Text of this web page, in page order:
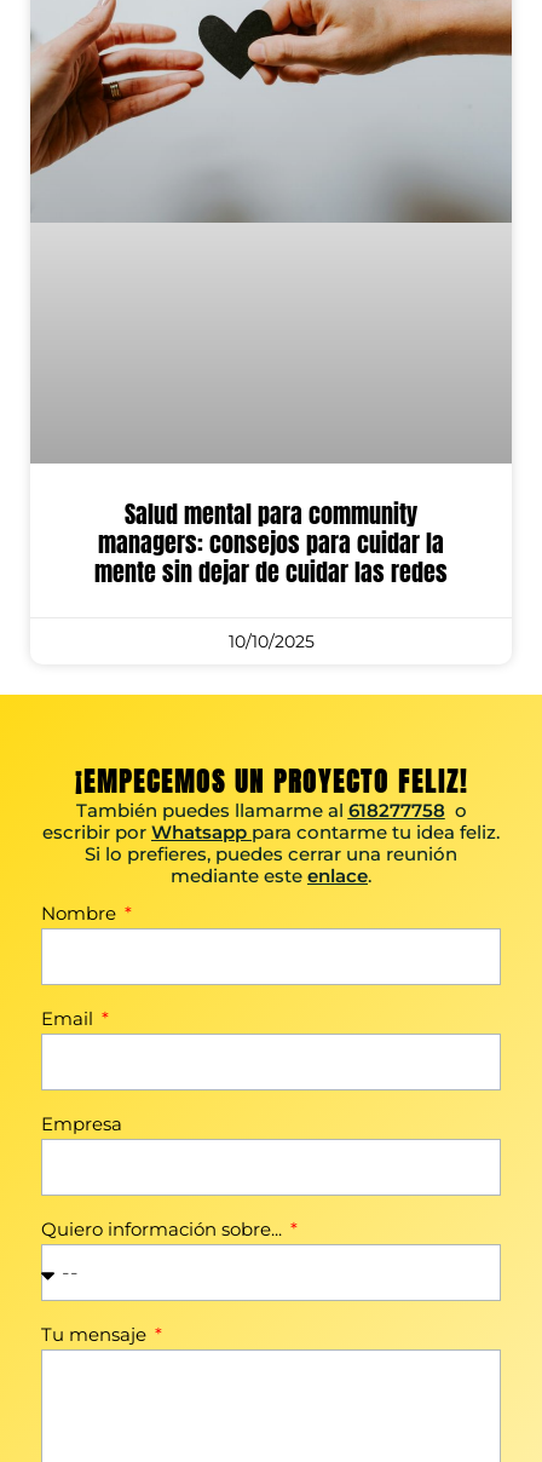
Salud mental para community
managers: consejos para cuidar la
mente sin dejar de cuidar las redes
10/10/2025
¡EMPECEMOS UN PROYECTO FELIZ!
También puedes llamarme al 618277758o
escribir por Whatsapp para contarme tu idea feliz.
Si lo prefieres, puedes cerrar una reunión
mediante este enlace.
Nombre
Email
Empresa
Quiero información sobre...
Tu mensaje